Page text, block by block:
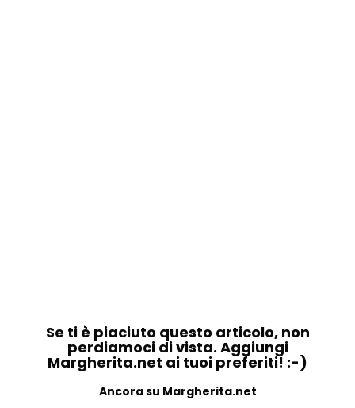
Se ti è piaciuto questo articolo, non
perdiamoci di vista. Aggiungi
Margherita.net ai tuoi preferiti! :-)
Ancora su Margherita.net